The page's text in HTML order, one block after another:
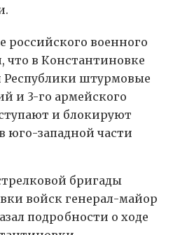
российского военного
что в Константиновке
штурмовые
и 3-го армейского
и блокируют
юго-западной части
бригады
войск генерал-майор
подробности о ходе